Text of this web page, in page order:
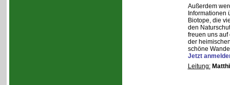
Außerdem
Informationen
Biotope, die
den
freuen uns auf
der
schöne
Jetzt
Leitung: